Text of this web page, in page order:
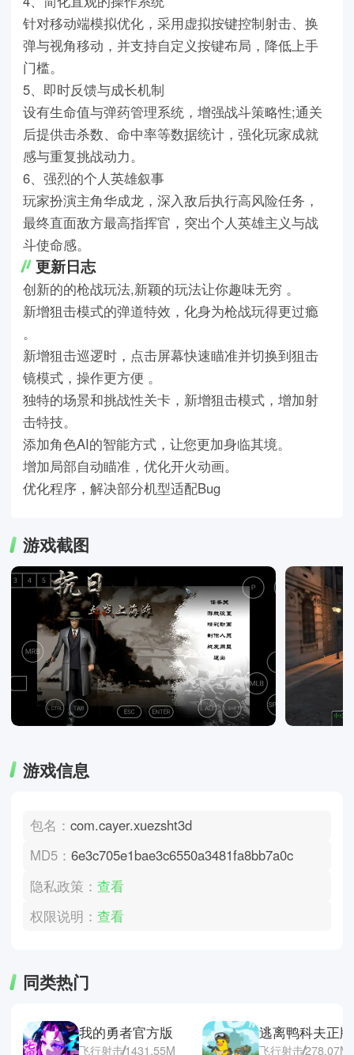
针对移动端模拟优化，采用虚拟按键控制射击、换
弹与视角移动，并支持自定义按键布局，降低上手
门槛。
5、即时反馈与成长机制
设有生命值与弹药管理系统，增强战斗策略性;通关
后提供击杀数、命中率等数据统计，强化玩家成就
感与重复挑战动力。
6、强烈的个人英雄叙事
玩家扮演主角华成龙，深入敌后执行高风险任务，
最终直面敌方最高指挥官，突出个人英雄主义与战
斗使命感。
更新日志
创新的的枪战玩法,新颖的玩法让你趣味无穷 。
新增狙击模式的弹道特效，化身为枪战玩得更过瘾
。
新增狙击巡逻时，点击屏幕快速瞄准并切换到狙击
镜模式，操作更方便 。
独特的场景和挑战性关卡，新增狙击模式，增加射
击特技。
添加角色AI的智能方式，让您更加身临其境。
增加局部自动瞄准，优化开火动画。
优化程序，解决部分机型适配Bug
游戏截图
游戏信息
包名：com.cayer.xuezsht3d
MD5：6e3c705e1bae3c6550a3481fa8bb7a0c
隐私政策：查看
权限说明：查看
同类热门
我的勇者官方版
飞行射击1431.55M
逃离鸭科夫正版
飞行射击278.07M